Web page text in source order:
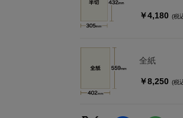
￥4,180 (税
全紙
￥8,250 (税